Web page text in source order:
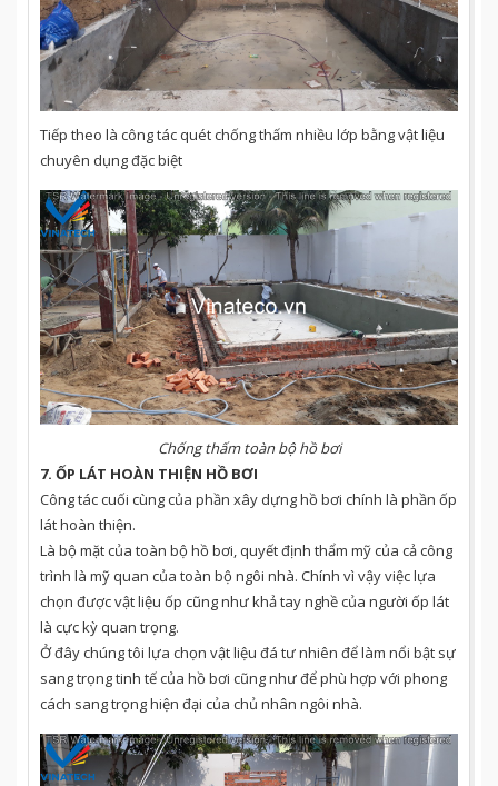
Tiếp theo là công tác quét chống thấm nhiều lớp bằng vật liệu
chuyên dụng đặc biệt
Chống thấm toàn bộ hồ bơi
7. ỐP LÁT HOÀN THIỆN HỒ BƠI
Công tác cuối cùng của phần xây dựng hồ bơi chính là phần ốp
lát hoàn thiện.
Là bộ mặt của toàn bộ hồ bơi, quyết định thẩm mỹ của cả công
trình là mỹ quan của toàn bộ ngôi nhà. Chính vì vậy việc lựa
chọn được vật liệu ốp cũng như khả tay nghề của người ốp lát
là cực kỳ quan trọng.
Ở đây chúng tôi lựa chọn vật liệu đá tư nhiên để làm nổi bật sự
sang trọng tinh tế của hồ bơi cũng như để phù hợp với phong
cách sang trọng hiện đại của chủ nhân ngôi nhà.